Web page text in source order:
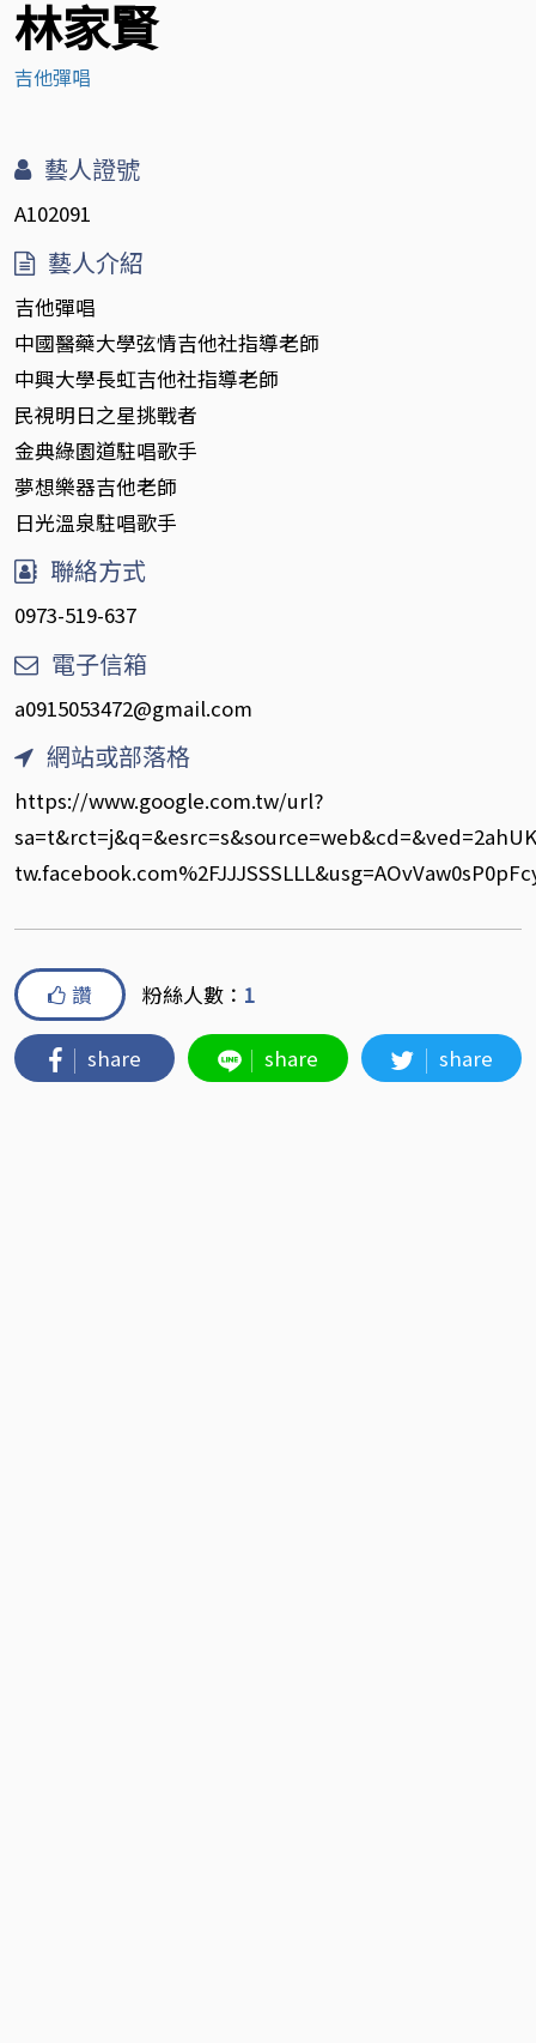
林家賢
吉他彈唱
藝人證號
A102091
藝人介紹
吉他彈唱
中國醫藥大學弦情吉他社指導老師
中興大學長虹吉他社指導老師
民視明日之星挑戰者
金典綠園道駐唱歌手
夢想樂器吉他老師
日光溫泉駐唱歌手
聯絡方式
0973-519-637
電子信箱
a0915053472@gmail.com
網站或部落格
https://www.google.com.tw/url?
讚 粉絲人數： 1
share share share